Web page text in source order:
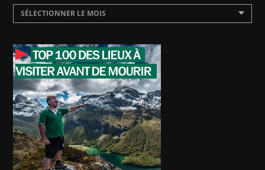
SÉLECTIONNER LE MOIS